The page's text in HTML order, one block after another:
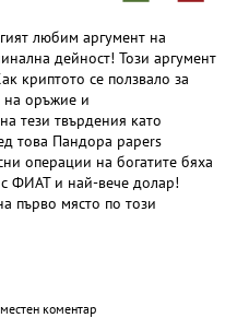
любим аргумент на
дейност! Този аргумент
криптото се ползвало за
на оръжие и
тези твърдения като
това Пандора papers
операции на богатите бяха
ФИАТ и най-вече долар!
първо място по този
коментар